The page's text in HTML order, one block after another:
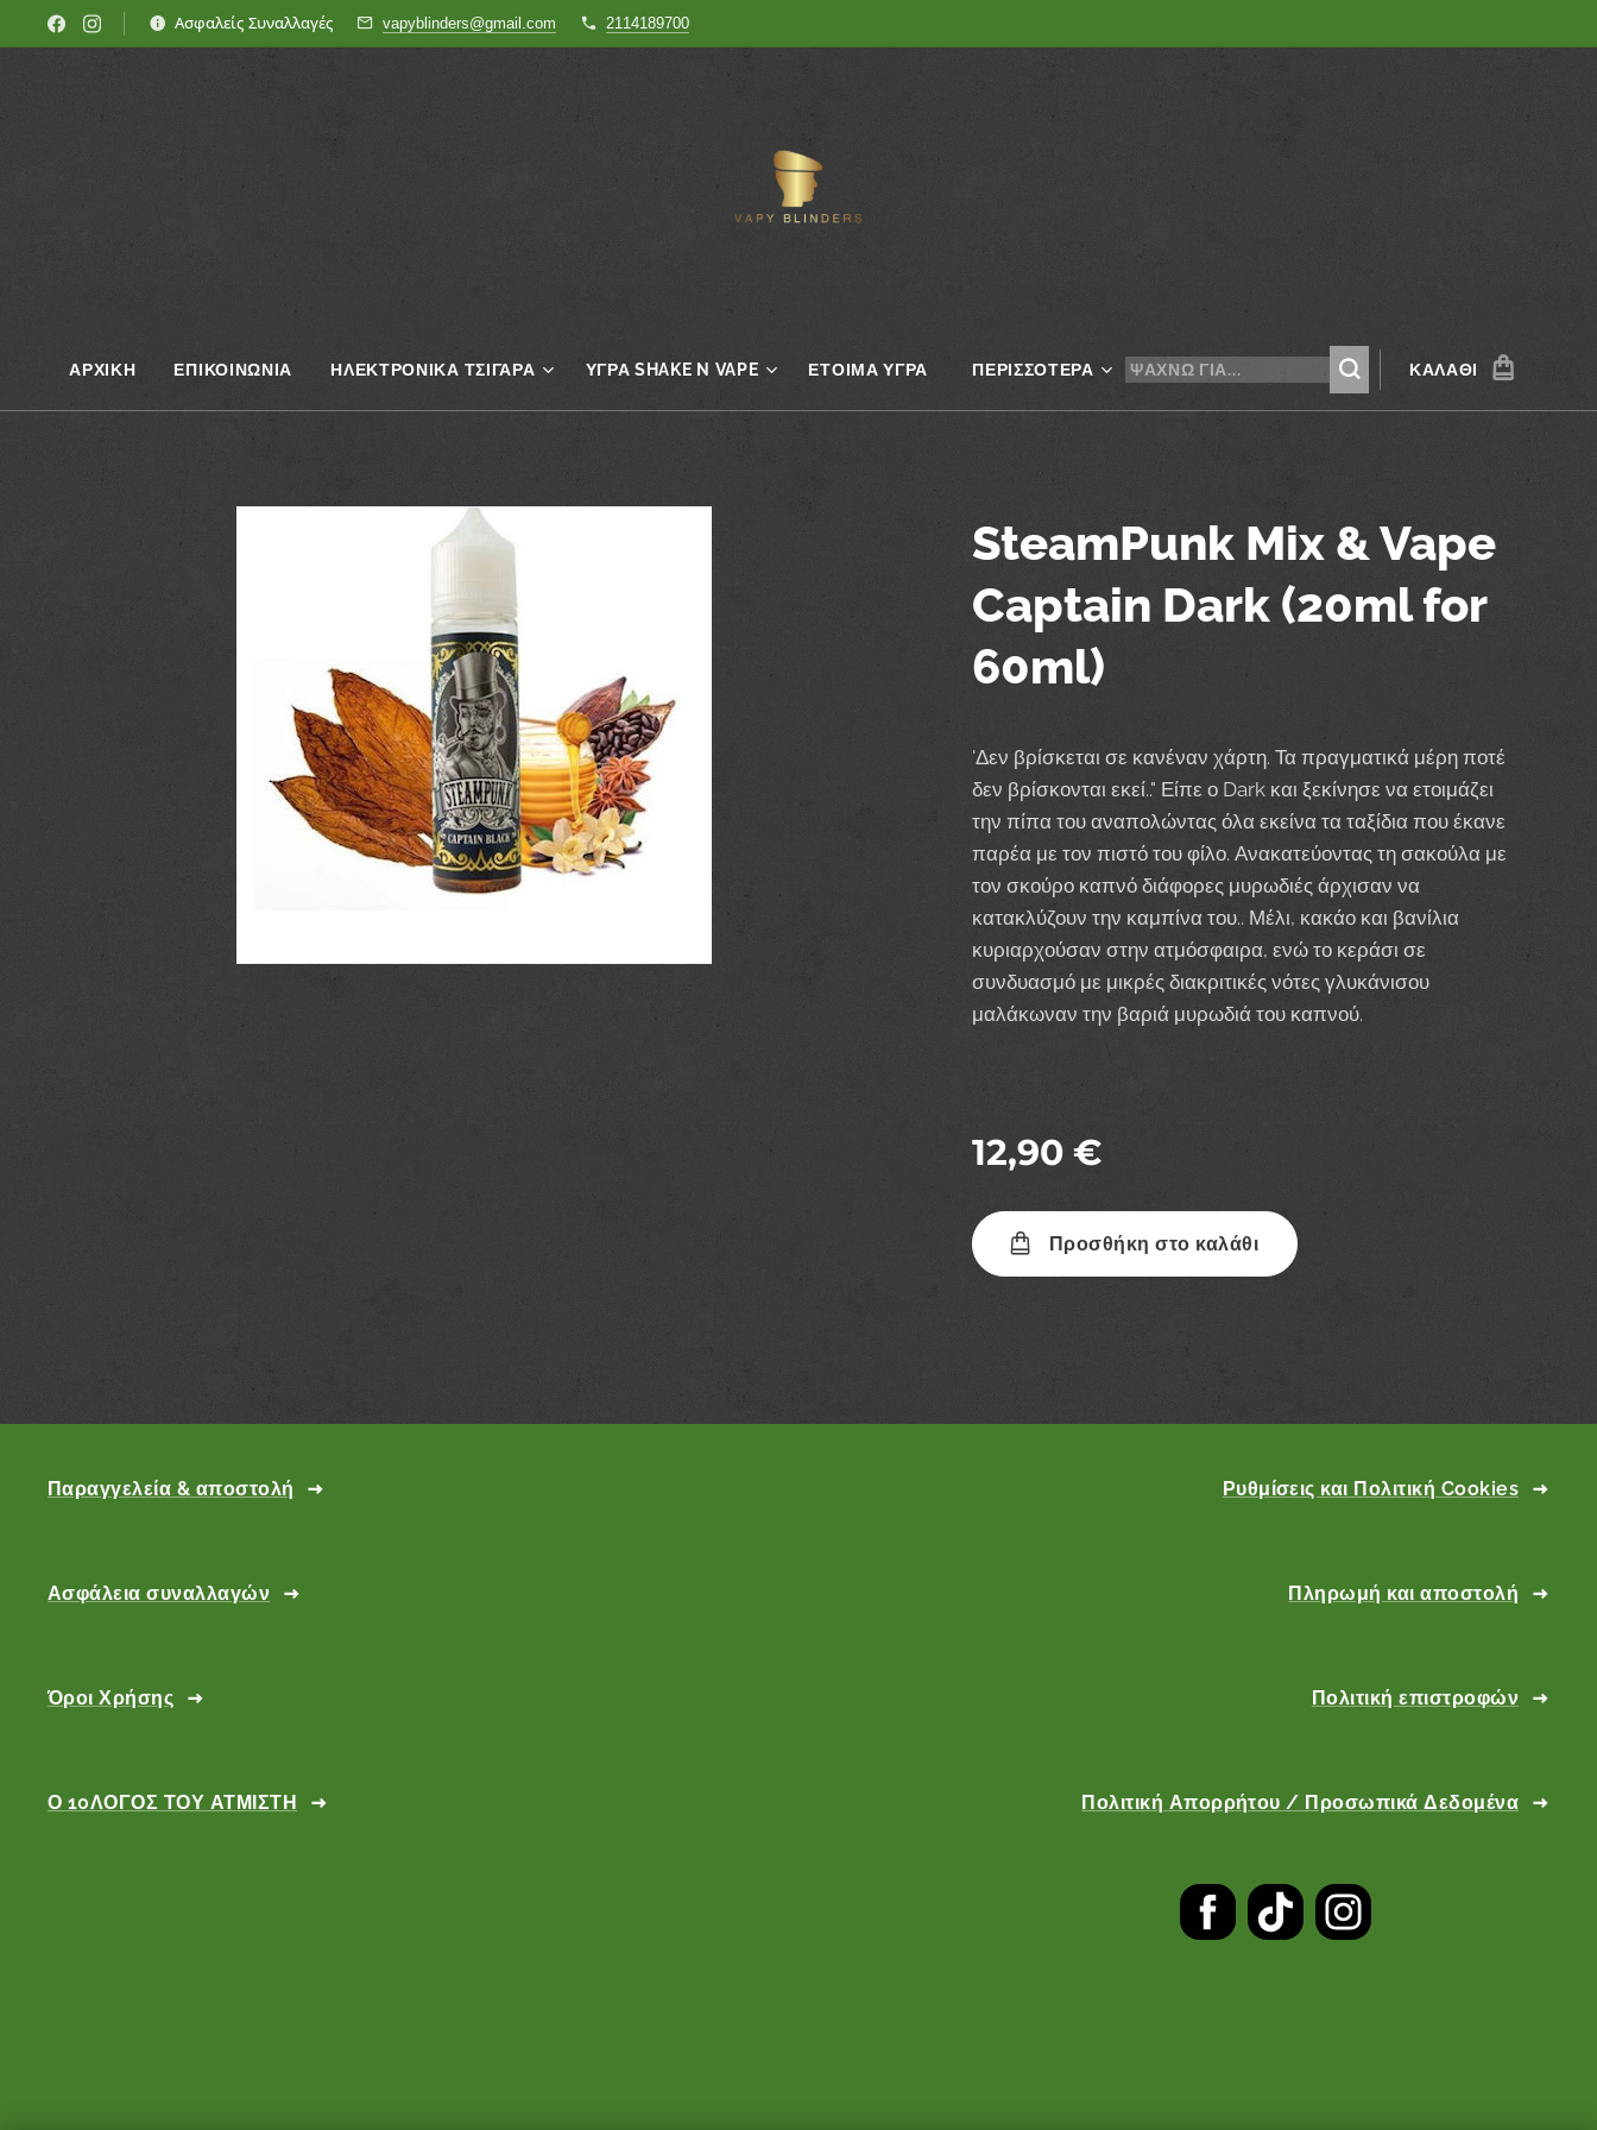
Ασφαλείς Συναλλαγές vapyblinders@gmail.com 2114189700
ΑΡΧΙΚΗ ΕΠΙΚΟΙΝΩΝΊΑ ΗΛΕΚΤΡΟΝΙΚΑ ΤΣΙΓΑΡΑ ΥΓΡΆ SHAKE N VAPE ΈΤΟΙΜΑ ΥΓΡΆ ΠΕΡΙΣΣΌΤΕΡΑ ΚΑΛΆΘΙ
SteamPunk Mix & Vape
Captain Dark (20ml for
60ml)
'Δεν βρίσκεται σε κανέναν χάρτη. Τα πραγματικά μέρη ποτέ
δεν βρίσκονται εκεί.." Είπε ο Dark και ξεκίνησε να ετοιμάζει
την πίπα του αναπολώντας όλα εκείνα τα ταξίδια που έκανε
παρέα με τον πιστό του φίλο. Ανακατεύοντας τη σακούλα με
τον σκούρο καπνό διάφορες μυρωδιές άρχισαν να
κατακλύζουν την καμπίνα του.. Μέλι, κακάο και βανίλια
κυριαρχούσαν στην ατμόσφαιρα, ενώ το κεράσι σε
συνδυασμό με μικρές διακριτικές νότες γλυκάνισου
μαλάκωναν την βαριά μυρωδιά του καπνού.
12,90 €
Προσθήκη στο καλάθι
Παραγγελεία & αποστολή
Ασφάλεια συναλλαγών
Όροι Χρήσης
Ο 10ΛΟΓΟΣ ΤΟΥ ΑΤΜΙΣΤΗ
Ρυθμίσεις και Πολιτική Cookies
Πληρωμή και αποστολή
Πολιτική επιστροφών
Πολιτική Απορρήτου / Προσωπικά Δεδομένα